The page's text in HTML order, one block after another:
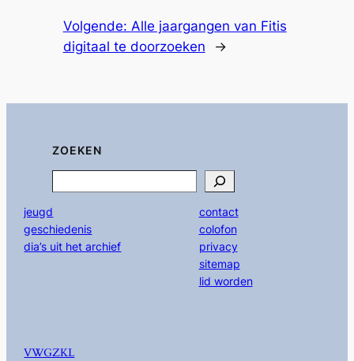
Volgende: Alle jaargangen van Fitis
digitaal te doorzoeken
→
ZOEKEN
jeugd
geschiedenis
dia’s uit het archief
contact
colofon
privacy
sitemap
lid worden
VWGZKL